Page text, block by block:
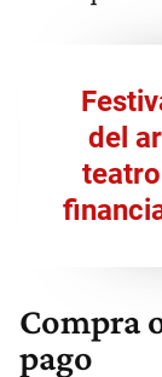
del
Compra
pago